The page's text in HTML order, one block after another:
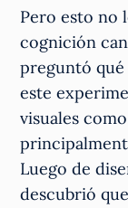
Pero esto no
cognición
preguntó qué
este
visuales
Luego de
descubrió